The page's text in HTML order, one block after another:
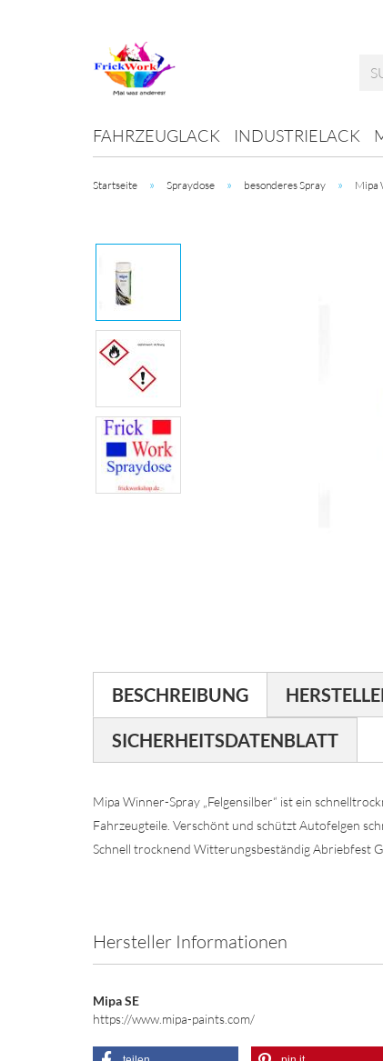
FAHRZEUGLACK INDUSTRIELACK
Startseite » Spraydose » besonderes Spray » Mipa
BESCHREIBUNG
SICHERHEITSDATENBLATT
Mipa Winner-Spray „Felgensilber“ ist ein
Fahrzeugteile. Verschönt und schützt Autofelgen
Schnell trocknend Witterungsbeständig Abriebfest
Hersteller Informationen
Mipa SE
https://www.mipa-paints.com/